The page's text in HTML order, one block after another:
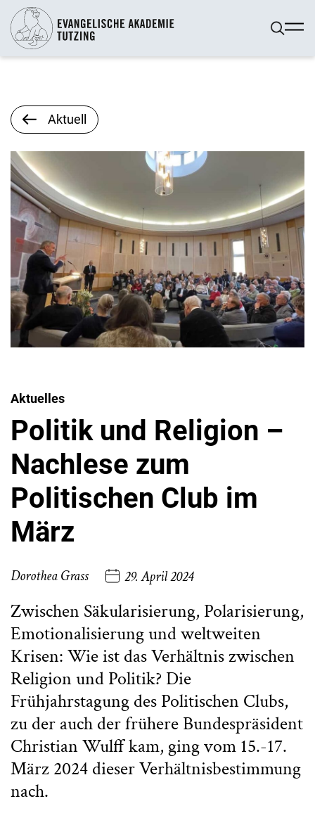
Aktuell
Aktuelles
Politik und Religion –
Nachlese zum
Politischen Club im
März
Dorothea Grass 29. April 2024
Zwischen Säkularisierung, Polarisierung,
Emotionalisierung und weltweiten
Krisen: Wie ist das Verhältnis zwischen
Religion und Politik? Die
Frühjahrstagung des Politischen Clubs,
zu der auch der frühere Bundespräsident
Christian Wulff kam, ging vom 15.-17.
März 2024 dieser Verhältnisbestimmung
nach.